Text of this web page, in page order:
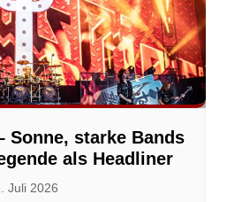
Sonne, starke Bands
als Headliner
Juli 2026